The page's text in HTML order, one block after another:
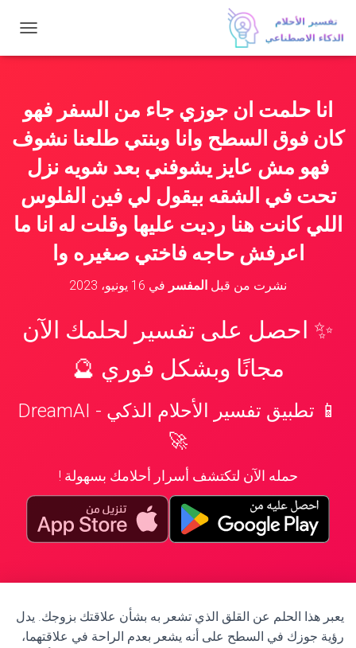
ب
ا
ل
ت
ق
انا حلمت ان جوزي جاء من السفر فهو
كان فوق السطح وانا وبنتي طلعنا نشوف
فهو مش عايز يشوفني بعد شويه نزل
تحت في الشقه بيقول لي فين الفلوس
اللي كانت هنا رديت عليها وقلت له انا ما
اعرفش حاجه فاختي صغيره وا
نشرت من قبل المفسر في 16 يونيو، 2023
✨ احصل على تفسير لحلمك الآن
مجانًا وبشكل فوري 🔮
📱 تطبيق تفسير الأحلام الذكي - DreamAI
🚀
حمله الآن لتكتشف أسرار أحلامك بسهولة !
يعبر هذا الحلم عن القلق الذي تشعر به بشأن علاقتك بزوجك. يدل
رؤية جوزك في السطح على أنه يشعر بعدم الراحة في علاقتهما،